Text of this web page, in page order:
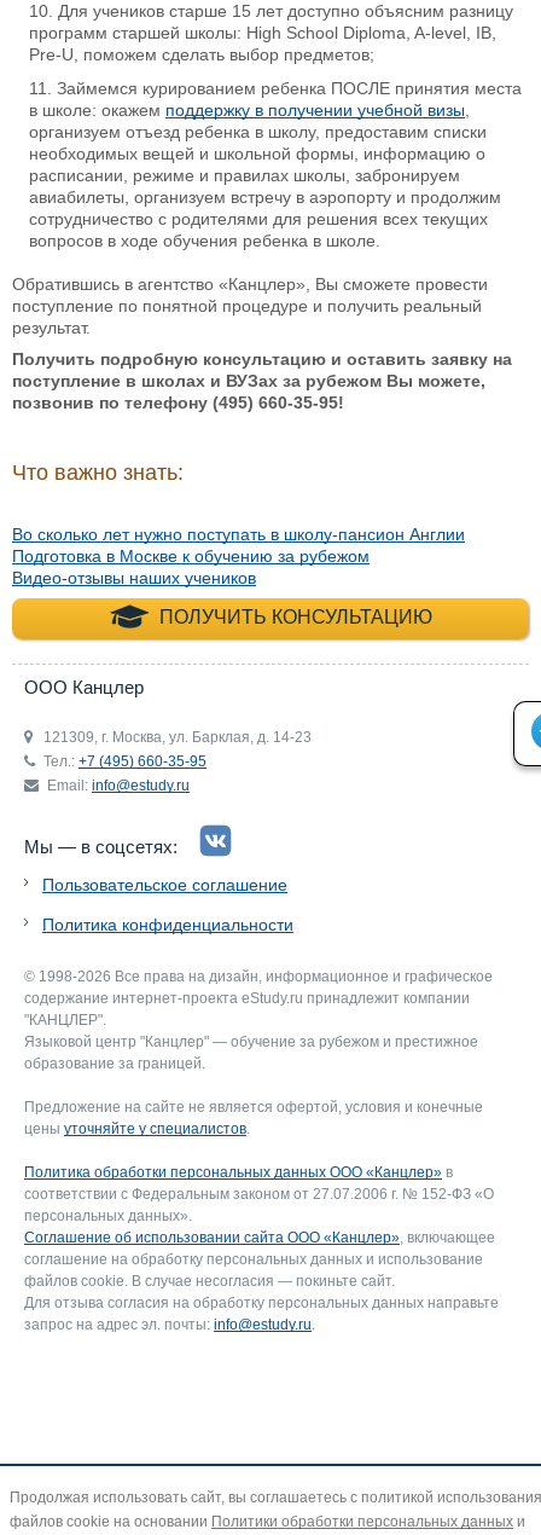
Для учеников старше 15 лет доступно объясним разницу
программ старшей школы: High School Diploma, A-level, IB,
Pre-U, поможем сделать выбор предметов;
Займемся курированием ребенка ПОСЛЕ принятия места
в школе: окажем поддержку в получении учебной визы,
организуем отъезд ребенка в школу, предоставим списки
необходимых вещей и школьной формы, информацию о
расписании, режиме и правилах школы, забронируем
авиабилеты, организуем встречу в аэропорту и продолжим
сотрудничество с родителями для решения всех текущих
вопросов в ходе обучения ребенка в школе.
Обратившись в агентство «Канцлер», Вы сможете провести
поступление по понятной процедуре и получить реальный
результат.
Получить подробную консультацию и оставить заявку на
поступление в школах и ВУЗах за рубежом Вы можете,
позвонив по телефону (495) 660-35-95!
Что важно знать:
Во сколько лет нужно поступать в школу-пансион Англии
Подготовка в Москве к обучению за рубежом
Видео-отзывы наших учеников
ПОЛУЧИТЬ КОНСУЛЬТАЦИЮ
+7 (495) 660-35-
ООО Канцлер
121309, г. Москва, ул. Барклая, д. 14-23
Тел.: +7 (495) 660-35-95
Email: info@estudy.ru
Мы — в соцсетях:
Пользовательское соглашение
Политика конфиденциальности
© 1998-2026 Все права на дизайн, информационное и графическое
содержание интернет-проекта eStudy.ru принадлежит компании
"КАНЦЛЕР".
Языковой центр "Канцлер" — обучение за рубежом и престижное
образование за границей.
Предложение на сайте не является офертой, условия и конечные
цены уточняйте у специалистов.
Политика обработки персональных данных ООО «Канцлер» в
соответствии с Федеральным законом от 27.07.2006 г. № 152-ФЗ «О
персональных данных».
Соглашение об использовании сайта ООО «Канцлер», включающее
соглашение на обработку персональных данных и использование
файлов cookie. В случае несогласия — покиньте сайт.
Для отзыва согласия на обработку персональных данных направьте
запрос на адрес эл. почты: info@estudy.ru.
Продолжая использовать сайт, вы соглашаетесь с политикой использования
файлов cookie на основании Политики обработки персональных данных и